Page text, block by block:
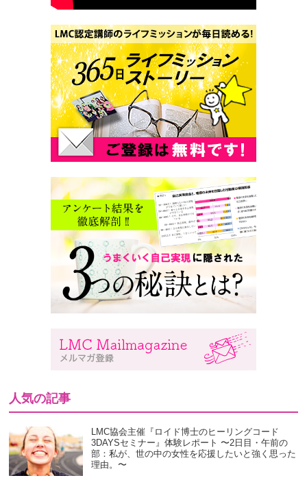
人気の記事
LMC協会主催『ロイド博士のヒーリングコード
3DAYSセミナー』体験レポート 〜2日目・午前の
部：私が、世の中の女性を応援したいと強く思った
理由。〜